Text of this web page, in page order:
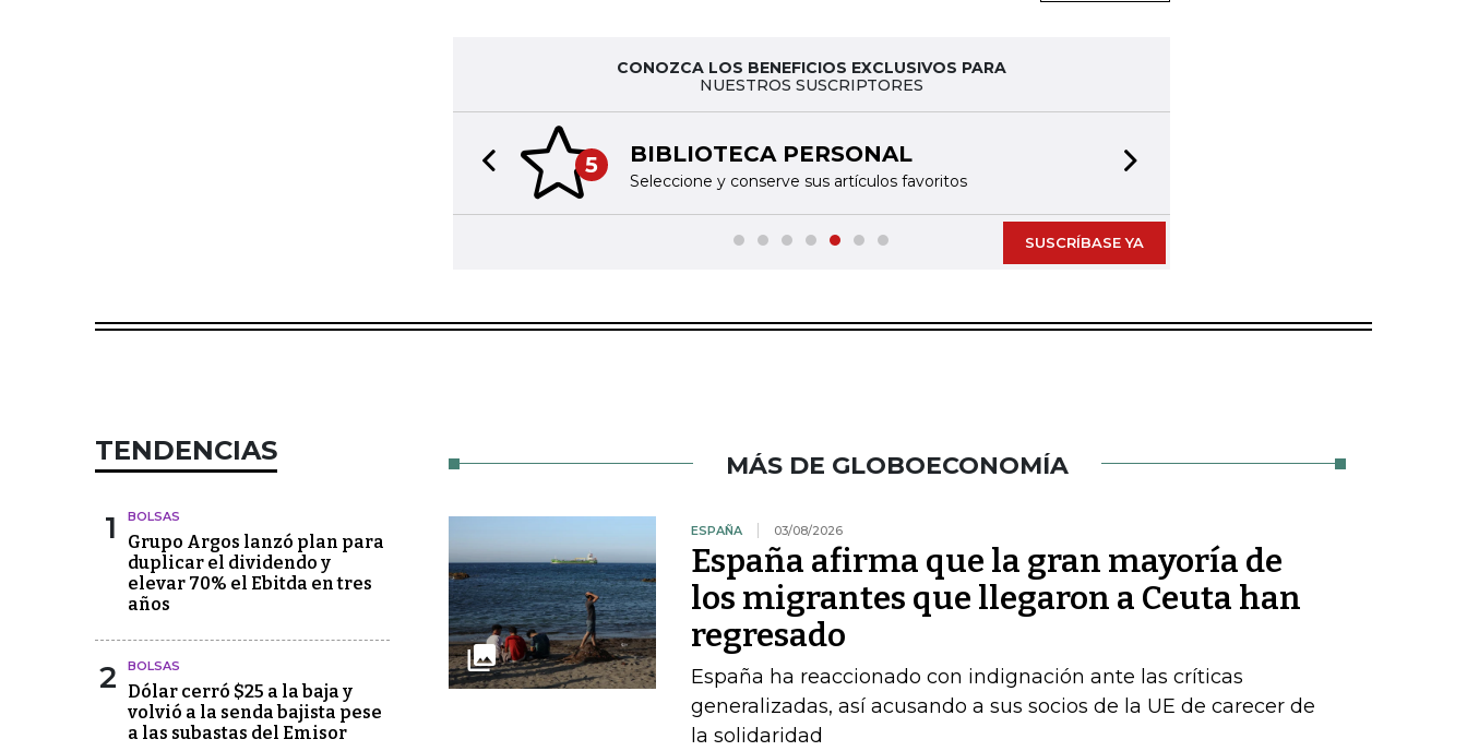
CONOZCA LOS BENEFICIOS EXCLUSIVOS PARA
NUESTROS SUSCRIPTORES
5 BIBLIOTECA PERSONAL
Seleccione y conserve sus artículos favoritos
Previous slide
SUSCRÍBASE YA
TENDENCIAS
1 BOLSAS
Grupo Argos lanzó plan para
duplicar el dividendo y
elevar 70% el Ebitda en tres
años
2 BOLSAS
Dólar cerró $25 a la baja y
volvió a la senda bajista pese
a las subastas del Emisor
MÁS DE GLOBOECONOMÍA
ESPAÑA 03/08/2026
España afirma que la gran mayoría de
los migrantes que llegaron a Ceuta han
regresado
España ha reaccionado con indignación ante las críticas
generalizadas, así acusando a sus socios de la UE de carecer de
la solidaridad